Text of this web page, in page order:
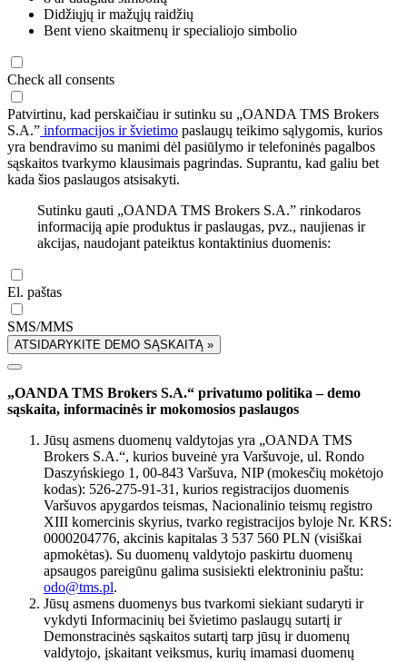
Didžiųjų ir mažųjų raidžių
Bent vieno skaitmenų ir specialiojo simbolio
Check all consents
Patvirtinu, kad perskaičiau ir sutinku su „OANDA TMS Brokers
S.A.” informacijos ir švietimo paslaugų teikimo sąlygomis, kurios
yra bendravimo su manimi dėl pasiūlymo ir telefoninės pagalbos
sąskaitos tvarkymo klausimais pagrindas. Suprantu, kad galiu bet
kada šios paslaugos atsisakyti.
Sutinku gauti „OANDA TMS Brokers S.A.” rinkodaros
informaciją apie produktus ir paslaugas, pvz., naujienas ir
akcijas, naudojant pateiktus kontaktinius duomenis:
El. paštas
SMS/MMS
ATSIDARYKITE DEMO SĄSKAITĄ »
„OANDA TMS Brokers S.A.“ privatumo politika – demo
sąskaita, informacinės ir mokomosios paslaugos
Jūsų asmens duomenų valdytojas yra „OANDA TMS
Brokers S.A.“, kurios buveinė yra Varšuvoje, ul. Rondo
Daszyńskiego 1, 00-843 Varšuva, NIP (mokesčių mokėtojo
kodas): 526-275-91-31, kurios registracijos duomenis
Varšuvos apygardos teismas, Nacionalinio teismų registro
XIII komercinis skyrius, tvarko registracijos byloje Nr. KRS:
0000204776, akcinis kapitalas 3 537 560 PLN (visiškai
apmokėtas). Su duomenų valdytojo paskirtu duomenų
apsaugos pareigūnu galima susisiekti elektroniniu paštu:
odo@tms.pl.
Jūsų asmens duomenys bus tvarkomi siekiant sudaryti ir
vykdyti Informacinių bei švietimo paslaugų sutartį ir
Demonstracinės sąskaitos sutartį tarp jūsų ir duomenų
valdytojo, įskaitant veiksmus, kurių imamasi duomenų